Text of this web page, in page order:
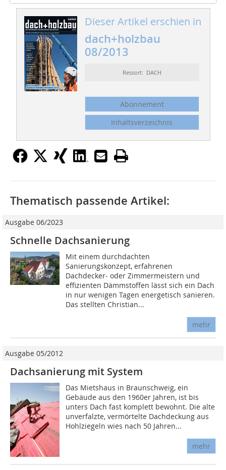
Dieser Artikel erschien in
dach+holzbau
08/2013
Ressort: DACH
Abonnement
Inhaltsverzeichnis
Thematisch passende Artikel:
Ausgabe 06/2023
Schnelle Dachsanierung
Mit einem durchdachten
Sanierungskonzept, erfahrenen
Dachdecker- oder Zimmermeistern und
effizienten Dämmstoffen lässt sich ein Dach
in nur wenigen Tagen energetisch sanieren.
Das stellten Christian...
mehr
Ausgabe 05/2012
Dachsanierung mit System
Das Mietshaus in Braunschweig, ein
Gebäude aus den 1960er Jahren, ist bis
unters Dach fast komplett bewohnt. Die alte
unverfalzte, vermörtelte Dachdeckung aus
Hohlziegeln wies nach 50 Jahren...
mehr